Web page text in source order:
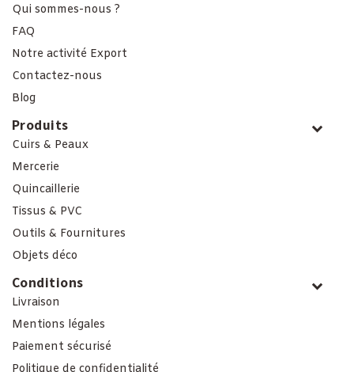
Qui sommes-nous ?
FAQ
Notre activité Export
Contactez-nous
Blog
Produits
Cuirs & Peaux
Mercerie
Quincaillerie
Tissus & PVC
Outils & Fournitures
Objets déco
Conditions
Livraison
Mentions légales
Paiement sécurisé